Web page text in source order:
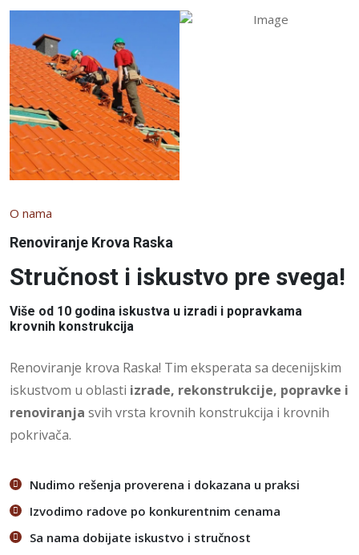
O nama
Renoviranje Krova Raska
Stručnost i iskustvo pre svega!
Više od 10 godina iskustva u izradi i popravkama
krovnih konstrukcija
Renoviranje krova Raska! Tim eksperata sa decenijskim
iskustvom u oblasti izrade, rekonstrukcije, popravke i
renoviranja svih vrsta krovnih konstrukcija i krovnih
pokrivača.
Nudimo rešenja proverena i dokazana u praksi
Izvodimo radove po konkurentnim cenama
Sa nama dobijate iskustvo i stručnost